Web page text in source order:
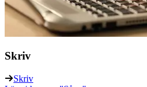
Skriv
Skriv